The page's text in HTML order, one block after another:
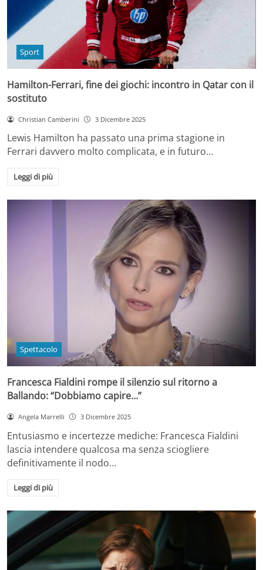
Sport
Hamilton-Ferrari, fine dei giochi: incontro in Qatar con il
sostituto
Christian Camberini 3 Dicembre 2025
Lewis Hamilton ha passato una prima stagione in
Ferrari davvero molto complicata, e in futuro…
Leggi di più
Spettacolo
Francesca Fialdini rompe il silenzio sul ritorno a
Ballando: “Dobbiamo capire…”
Angela Marrelli 3 Dicembre 2025
Entusiasmo e incertezze mediche: Francesca Fialdini
lascia intendere qualcosa ma senza sciogliere
definitivamente il nodo…
Leggi di più